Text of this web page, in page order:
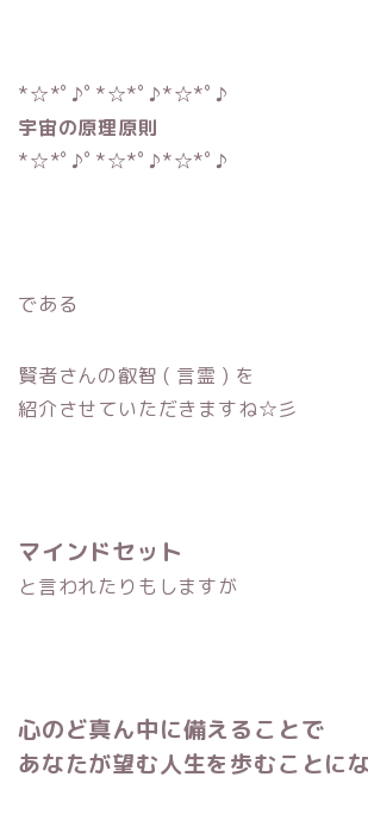
*☆*ﾟ♪ﾟ*☆*ﾟ♪*☆*ﾟ♪
宇宙の原理原則
*☆*ﾟ♪ﾟ*☆*ﾟ♪*☆*ﾟ♪
である
賢者さんの叡智 ( 言霊 ) を
紹介させていただきますね☆彡
マインドセット
と言われたりもしますが
心のど真ん中に備えることで
あなたが望む人生を歩むことに